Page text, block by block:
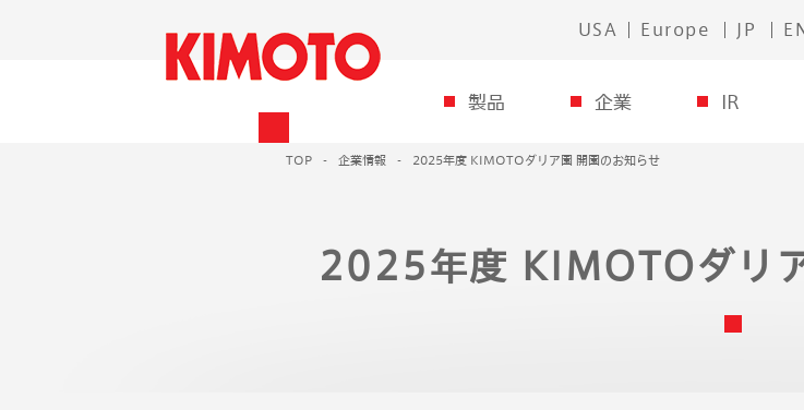
USA Europe JP
製品 企業 IR
TOP 企業情報 2025年度 KIMOTOダリア園 開園のお知らせ
2025年度 KIMOTOダリ